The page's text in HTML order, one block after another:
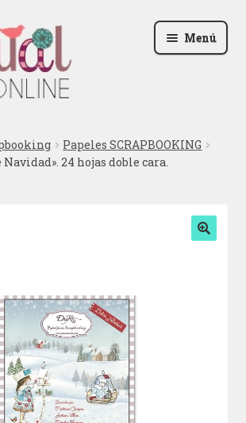
Menú
Papeles SCRAPBOOKING
24 hojas doble cara.